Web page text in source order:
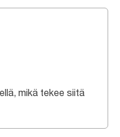
mikä tekee siitä